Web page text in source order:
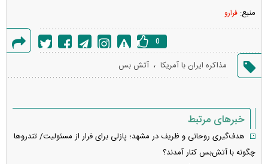
منبع: فرارو
خطا
0
مذاکره ایران با آمریکا ، آتش بس
خبرهای مرتبط
هدف‌گیری روحانی و ظریف در مشهد؛ پازلی برای فرار از مسئولیت/ تندرو‌ها
چگونه با آتش‌بس کنار آمدند؟